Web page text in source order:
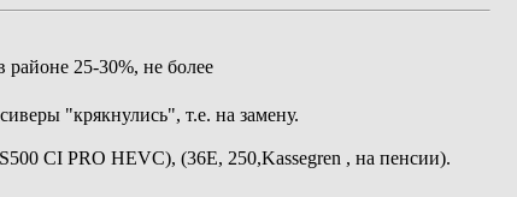
районе 25-30%, не более
"крякнулись", т.е. на замену.
CI PRO HEVC), (36E, 250,Kassegren , на пенсии).